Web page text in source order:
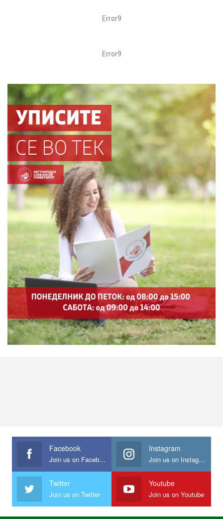
Error9
Error9
Facebook
Join us on Facebook
Instagram
Join us on Instagram
Twitter
Join us on Twitter
Youtube
Join us on Youtube